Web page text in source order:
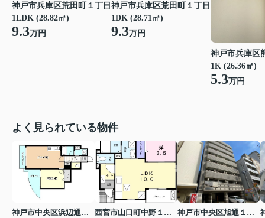
神戸市兵庫区荒田町１丁目
1LDK (28.82㎡)
9.3万円
神戸市兵庫区荒田町１丁目
1DK (28.71㎡)
9.3万円
神戸市兵庫区
1K (26.36㎡)
5.3万円
よく見られている物件
神戸市中央区浜辺通３丁目
西宮市山口町中野１丁目
神戸市中央区旭通１丁目